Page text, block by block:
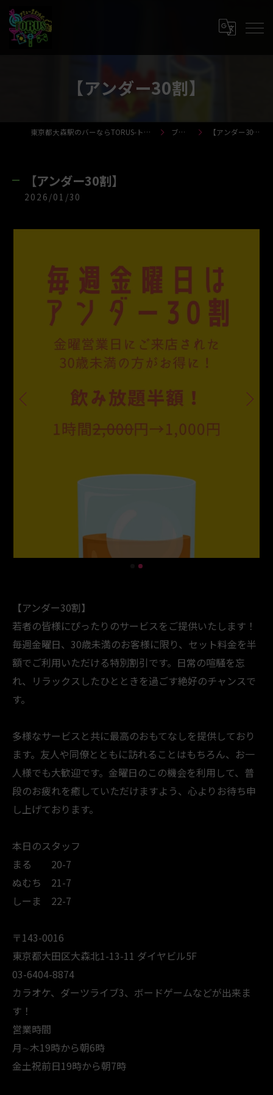
【アンダー30割】
東京都大森駅のバーならTORUS-トーラス- ブログ 【アンダー30割】
【アンダー30割】
2026/01/30
【アンダー30割】
若者の皆様にぴったりのサービスをご提供いたします！
毎週金曜日、30歳未満のお客様に限り、セット料金を半
額でご利用いただける特別割引です。日常の喧騒を忘
れ、リラックスしたひとときを過ごす絶好のチャンスで
す。
多様なサービスと共に最高のおもてなしを提供しており
ます。友人や同僚とともに訪れることはもちろん、お一
人様でも大歓迎です。金曜日のこの機会を利用して、普
段のお疲れを癒していただけますよう、心よりお待ち申
し上げております。
本日のスタッフ
まる 20-7
ぬむち 21-7
しーま 22-7
〒143-0016
東京都大田区大森北1-13-11 ダイヤビル5F
03-6404-8874
カラオケ、ダーツライブ3、ボードゲームなどが出来ま
す！
営業時間
月∼木19時から朝6時
金土祝前日19時から朝7時